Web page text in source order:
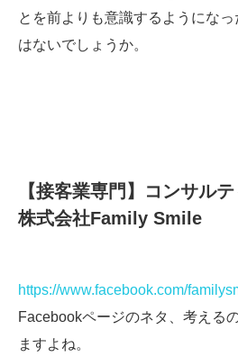
とを前よりも意識するようにな
はないでしょうか。
【接客業専門】コンサル
株式会社Family Smile
https://www.facebook.com/
Facebookページのネタ、考える
ますよね。